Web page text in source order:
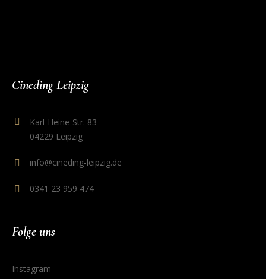
Cineding Leipzig
Karl-Heine-Str. 83
04229 Leipzig
info@cineding-leipzig.de
0341 23 959 474
Folge uns
Instagram